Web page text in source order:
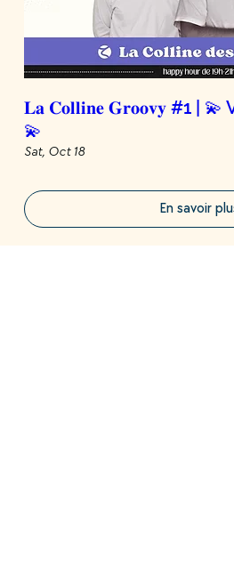
𝐋𝐚 𝐂𝐨𝐥𝐥𝐢𝐧𝐞 𝐆𝐫𝐨𝐨𝐯𝐲 #1 |
💫
Sat, Oct 18
En savoir